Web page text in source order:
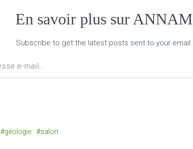
En savoir plus sur ANNAM
Subscribe to get the latest posts sent to your email.
#géologie #salon